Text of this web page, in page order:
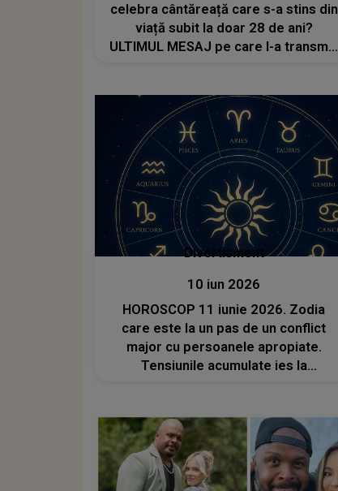
celebra cântăreață care s-a stins din
viață subit la doar 28 de ani?
ULTIMUL MESAJ pe care l-a transmis
aducă și puțină bucurie”
Divertisment
10 iun 2026
HOROSCOP 11 iunie 2026. Zodia
care este la un pas de un conflict
major cu persoanele apropiate.
Tensiunile acumulate ies la